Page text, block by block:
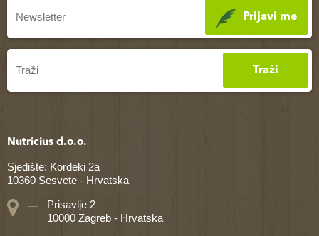
Prijavi me
Traži
Nutricius d.o.o.
Sjedište: Kordeki 2a
10360 Sesvete - Hrvatska
Prisavlje 2
10000 Zagreb - Hrvatska